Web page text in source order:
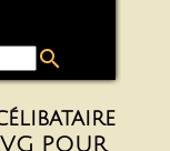
search
POUR